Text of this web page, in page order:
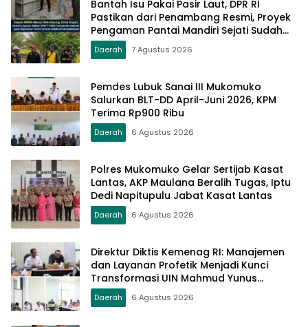
Bantah Isu Pakai Pasir Laut, DPR RI
Pastikan dari Penambang Resmi, Proyek
Pengaman Pantai Mandiri Sejati Sudah
Sesuai Spesifikasi
Daerah 7 Agustus 2026
Pemdes Lubuk Sanai III Mukomuko
Salurkan BLT-DD April-Juni 2026, KPM
Terima Rp900 Ribu
Daerah 6 Agustus 2026
Polres Mukomuko Gelar Sertijab Kasat
Lantas, AKP Maulana Beralih Tugas, Iptu
Dedi Napitupulu Jabat Kasat Lantas
Daerah 6 Agustus 2026
Direktur Diktis Kemenag RI: Manajemen
dan Layanan Profetik Menjadi Kunci
Transformasi UIN Mahmud Yunus
Batusangkar Menjadi Kampus
Bereputasi Global
Daerah 6 Agustus 2026